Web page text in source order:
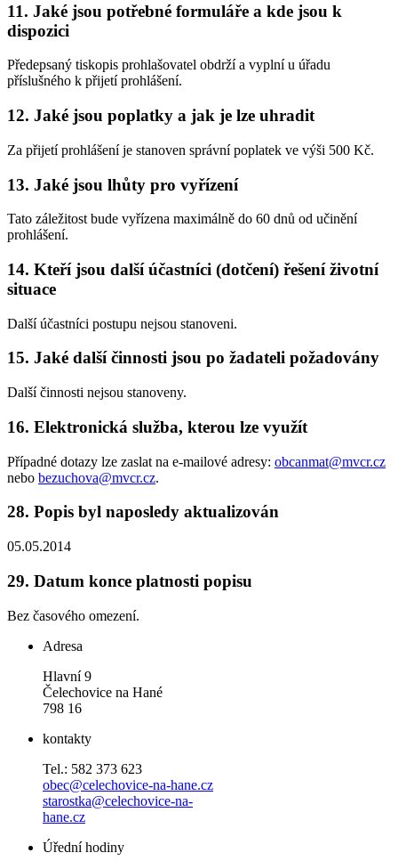
11. Jaké jsou potřebné formuláře a kde jsou k
dispozici
Předepsaný tiskopis prohlašovatel obdrží a vyplní u úřadu
příslušného k přijetí prohlášení.
12. Jaké jsou poplatky a jak je lze uhradit
Za přijetí prohlášení je stanoven správní poplatek ve výši 500 Kč.
13. Jaké jsou lhůty pro vyřízení
Tato záležitost bude vyřízena maximálně do 60 dnů od učinění
prohlášení.
14. Kteří jsou další účastníci (dotčení) řešení životní
situace
Další účastníci postupu nejsou stanoveni.
15. Jaké další činnosti jsou po žadateli požadovány
Další činnosti nejsou stanoveny.
16. Elektronická služba, kterou lze využít
Případné dotazy lze zaslat na e-mailové adresy: obcanmat@mvcr.cz
nebo bezuchova@mvcr.cz.
28. Popis byl naposledy aktualizován
05.05.2014
29. Datum konce platnosti popisu
Bez časového omezení.
Adresa
Hlavní 9
Čelechovice na Hané
798 16
kontakty
Tel.: 582 373 623
obec@celechovice-na-hane.cz
starostka@celechovice-na-
hane.cz
Úřední hodiny